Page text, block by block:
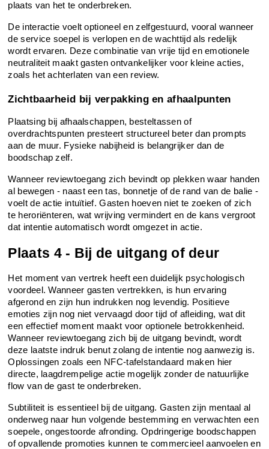
plaats van het te onderbreken.
De interactie voelt optioneel en zelfgestuurd, vooral wanneer
de service soepel is verlopen en de wachttijd als redelijk
wordt ervaren. Deze combinatie van vrije tijd en emotionele
neutraliteit maakt gasten ontvankelijker voor kleine acties,
zoals het achterlaten van een review.
Zichtbaarheid bij verpakking en afhaalpunten
Plaatsing bij afhaalschappen, besteltassen of
overdrachtspunten presteert structureel beter dan prompts
aan de muur. Fysieke nabijheid is belangrijker dan de
boodschap zelf.
Wanneer reviewtoegang zich bevindt op plekken waar handen
al bewegen - naast een tas, bonnetje of de rand van de balie -
voelt de actie intuïtief. Gasten hoeven niet te zoeken of zich
te heroriënteren, wat wrijving vermindert en de kans vergroot
dat intentie automatisch wordt omgezet in actie.
Plaats 4 - Bij de uitgang of deur
Het moment van vertrek heeft een duidelijk psychologisch
voordeel. Wanneer gasten vertrekken, is hun ervaring
afgerond en zijn hun indrukken nog levendig. Positieve
emoties zijn nog niet vervaagd door tijd of afleiding, wat dit
een effectief moment maakt voor optionele betrokkenheid.
Wanneer reviewtoegang zich bij de uitgang bevindt, wordt
deze laatste indruk benut zolang de intentie nog aanwezig is.
Oplossingen zoals een NFC-tafelstandaard maken hier
directe, laagdrempelige actie mogelijk zonder de natuurlijke
flow van de gast te onderbreken.
Subtiliteit is essentieel bij de uitgang. Gasten zijn mentaal al
onderweg naar hun volgende bestemming en verwachten een
soepele, ongestoorde afronding. Opdringerige boodschappen
of opvallende promoties kunnen te commercieel aanvoelen en